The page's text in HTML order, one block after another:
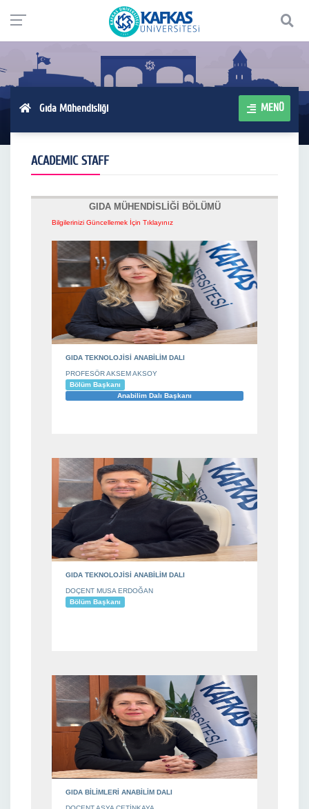
Gıda Mühendisliği MENÜ
ACADEMIC STAFF